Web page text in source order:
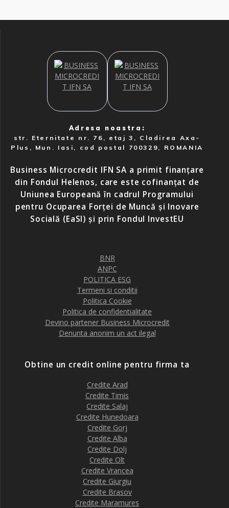
Adresa noastra:
str. Eternitate nr. 76, etaj 3, Cladirea Axa-
Plus, Mun. Iasi, cod postal 700329, ROMANIA
Business Microcredit IFN SA a primit finanțare
din Fondul Helenos, care este cofinanțat de
Uniunea Europeană în cadrul Programului
pentru Ocuparea Forței de Muncă și Inovare
Socială (EaSI) și prin Fondul InvestEU
BNR
ANPC
POLITICA ESG
Termeni si conditii
Politica Cookie
Politica de confidentialitate
Devino partener Business Microcredit
Denunta anonim un act ilegal
Obtine un credit online pentru firma ta
Credite Arad
Credite Timis
Credite Salaj
Credite Hunedoara
Credite Gorj
Credite Alba
Credite Dolj
Credite Olt
Credite Vrancea
Credite Giurgiu
Credite Brasov
Credite Maramures